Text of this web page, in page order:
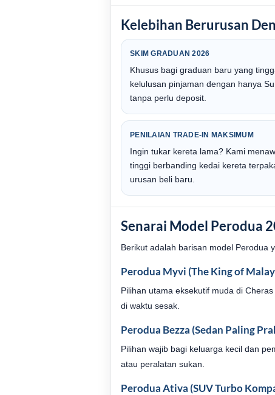
Kelebihan Berurusan
SKIM GRADUAN 2026
Khusus bagi graduan baru yang
kelulusan pinjaman dengan hanya
tanpa perlu deposit.
PENILAIAN TRADE-IN MAKSIMUM
Ingin tukar kereta lama? Kami
tinggi berbanding kedai kereta
urusan beli baru.
Senarai Model Perodua
Berikut adalah barisan model Perodua
Perodua Myvi (The King of
Pilihan utama eksekutif muda di
di waktu sesak.
Perodua Bezza (Sedan Paling
Pilihan wajib bagi keluarga kecil dan
atau peralatan sukan.
Perodua Ativa (SUV Turbo